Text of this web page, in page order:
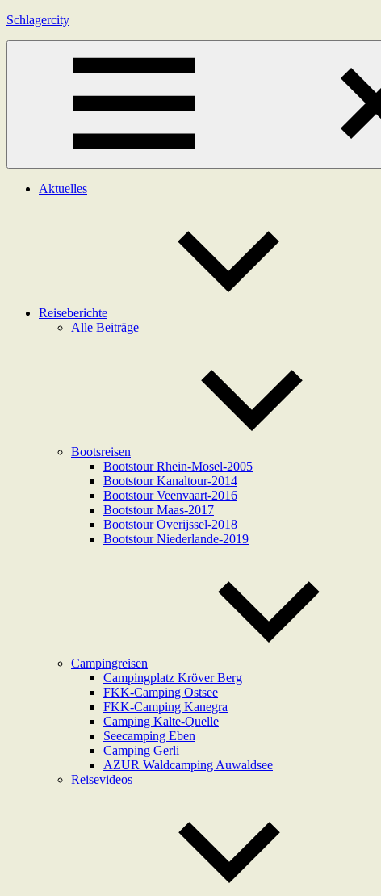
Zum
Schlagercity
Menü
Aktuelles
Reiseberichte
Alle Beiträge
Bootsreisen
Bootstour Rhein-Mosel-2005
Bootstour Kanaltour-2014
Bootstour Veenvaart-2016
Bootstour Maas-2017
Bootstour Overijssel-2018
Bootstour Niederlande-2019
Campingreisen
Campingplatz Kröver Berg
FKK-Camping Ostsee
FKK-Camping Kanegra
Camping Kalte-Quelle
Seecamping Eben
Camping Gerli
AZUR Waldcamping Auwaldsee
Reisevideos